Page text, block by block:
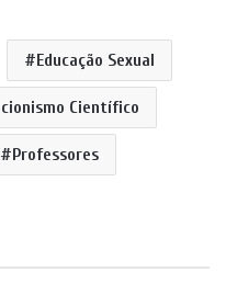
Educação Sexual
Científico
Professores